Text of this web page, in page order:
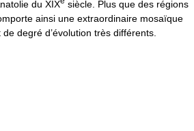
du XIX
siècle. Plus que des régions
ainsi une extraordinaire mosaïque
degré d’évolution très différents.